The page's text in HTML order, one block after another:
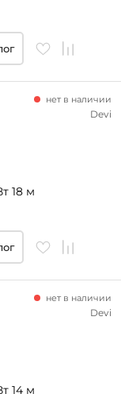
18 м
нет в наличии
Devi
14 м
нет в наличии
Devi